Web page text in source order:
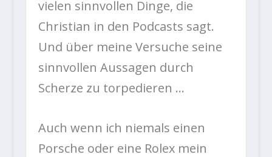
vielen sinnvollen Dinge, die
Christian in den Podcasts sagt.
Und über meine Versuche seine
sinnvollen Aussagen durch
Scherze zu torpedieren …
Auch wenn ich niemals einen
Porsche oder eine Rolex mein